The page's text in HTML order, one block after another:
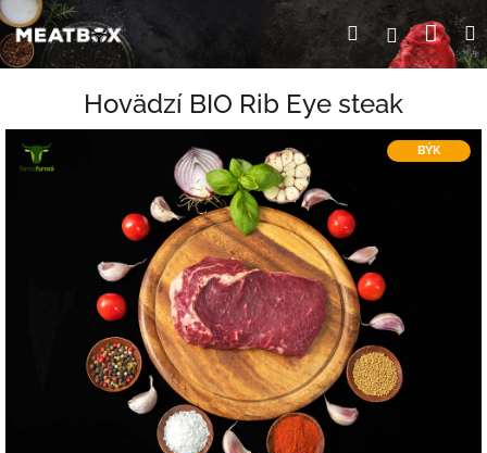
Prejsť
na
obsah
Hľadať
Hovädzí BIO Rib Eye steak
BÝK